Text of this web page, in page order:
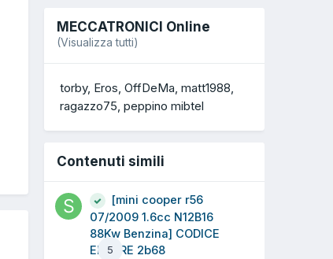
MECCATRONICI Online
(Visualizza tutti)
torby Eros OffDeMa matt1988
ragazzo75 peppino mibtel
Contenuti simili
5
[mini cooper r56
07/2009 1.6cc N12B16
88Kw Benzina] CODICE
ERRORE 2b68